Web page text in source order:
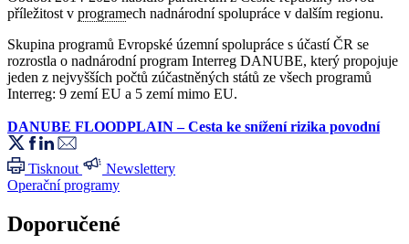
příležitost v programech nadnárodní spolupráce v dalším regionu.
Skupina programů Evropské územní spolupráce s účastí ČR se
rozrostla o nadnárodní program Interreg DANUBE, který propojuje
jeden z nejvyšších počtů zúčastněných států ze všech programů
Interreg: 9 zemí EU a 5 zemí mimo EU.
DANUBE FLOODPLAIN – Cesta ke snížení rizika povodní
Tisknout
Newslettery
Operační programy
Doporučené